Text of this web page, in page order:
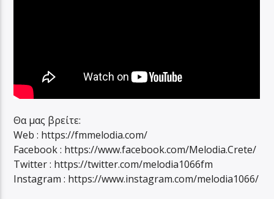
Θα μας βρείτε:
Web : https://fmmelodia.com/
Facebook : https://www.facebook.com/Melodia.Crete/
Twitter : https://twitter.com/melodia1066fm
Instagram : https://www.instagram.com/melodia1066/